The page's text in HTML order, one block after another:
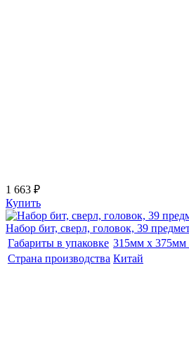
1 663 ₽
Купить
Набор бит, сверл, головок, 39
Габариты в упаковке 315мм x 375мм
Страна производства Китай